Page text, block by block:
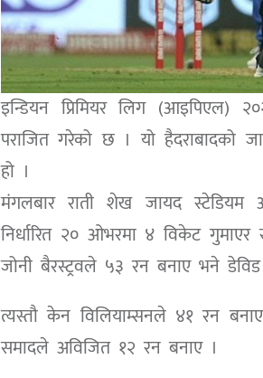
इन्डियन प्रिमियर लिग (आइपिएल)
पराजित गरेको छ । यो हैदराबादको
हो ।
मंगलबार राती शेख जायद स्टेडियम
निर्धारित २० ओभरमा ४ विकेट
जोनी बैरस्ट्रवले ५३ रन बनाए भने
त्यस्तौ केन विलियाम्सनले ४१ रन
समादले अविजित १२ रन बनाए ।